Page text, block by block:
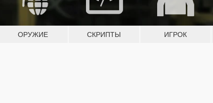
ОРУЖИЕ СКРИПТЫ ИГРОК